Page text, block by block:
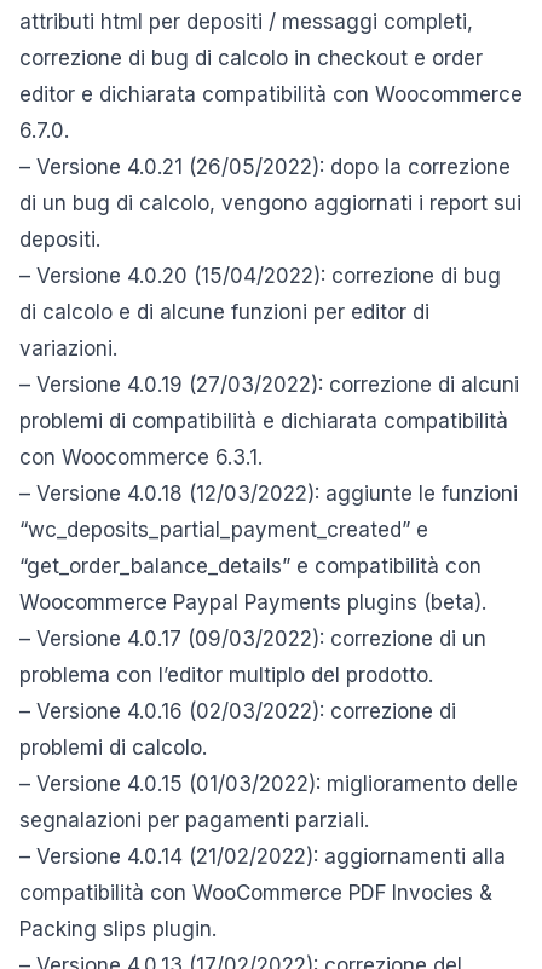
attributi html per depositi / messaggi completi,
correzione di bug di calcolo in checkout e order
editor e dichiarata compatibilità con Woocommerce
6.7.0.
– Versione 4.0.21 (26/05/2022): dopo la correzione
di un bug di calcolo, vengono aggiornati i report sui
depositi.
– Versione 4.0.20 (15/04/2022): correzione di bug
di calcolo e di alcune funzioni per editor di
variazioni.
– Versione 4.0.19 (27/03/2022): correzione di alcuni
problemi di compatibilità e dichiarata compatibilità
con Woocommerce 6.3.1.
– Versione 4.0.18 (12/03/2022): aggiunte le funzioni
“wc_deposits_partial_payment_created” e
“get_order_balance_details” e compatibilità con
Woocommerce Paypal Payments plugins (beta).
– Versione 4.0.17 (09/03/2022): correzione di un
problema con l’editor multiplo del prodotto.
– Versione 4.0.16 (02/03/2022): correzione di
problemi di calcolo.
– Versione 4.0.15 (01/03/2022): miglioramento delle
segnalazioni per pagamenti parziali.
– Versione 4.0.14 (21/02/2022): aggiornamenti alla
compatibilità con WooCommerce PDF Invocies &
Packing slips plugin.